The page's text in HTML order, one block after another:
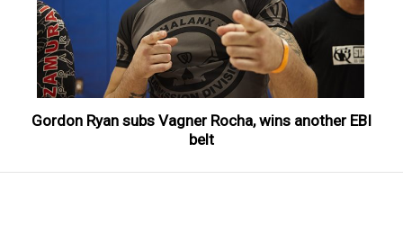
Gordon Ryan subs Vagner Rocha, wins another EBI
belt